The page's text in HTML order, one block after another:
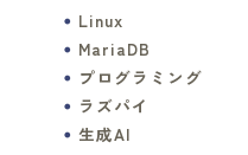
Linux
MariaDB
プログラミング
ラズパイ
生成AI